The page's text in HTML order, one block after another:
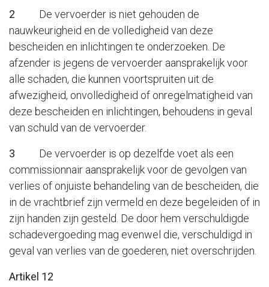
2
De vervoerder is niet gehouden de
nauwkeurigheid en de volledigheid van deze
bescheiden en inlichtingen te onderzoeken. De
afzender is jegens de vervoerder aansprakelijk voor
alle schaden, die kunnen voortspruiten uit de
afwezigheid, onvolledigheid of onregelmatigheid van
deze bescheiden en inlichtingen, behoudens in geval
van schuld van de vervoerder.
3
De vervoerder is op dezelfde voet als een
commissionnair aansprakelijk voor de gevolgen van
verlies of onjuiste behandeling van de bescheiden, die
in de vrachtbrief zijn vermeld en deze begeleiden of in
zijn handen zijn gesteld. De door hem verschuldigde
schadevergoeding mag evenwel die, verschuldigd in
geval van verlies van de goederen, niet overschrijden.
Artikel 12